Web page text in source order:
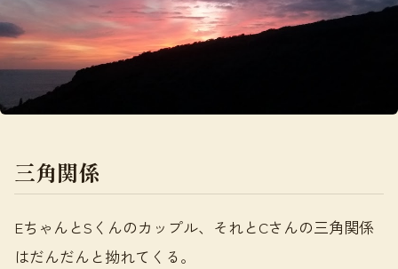
三角関係
EちゃんとSくんのカップル、それとCさんの三角関係
はだんだんと拗れてくる。